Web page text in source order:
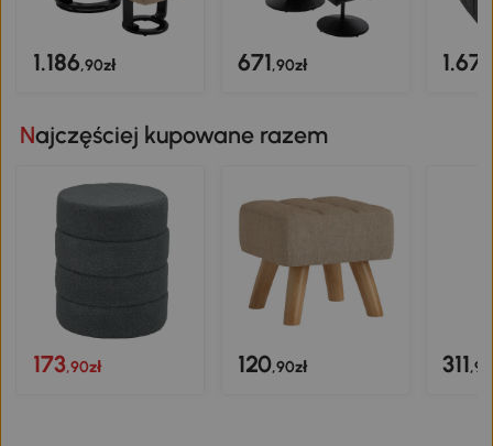
1.186,90zł 671,90zł
Najczęściej kupowane razem
173,90zł 120,90zł 311